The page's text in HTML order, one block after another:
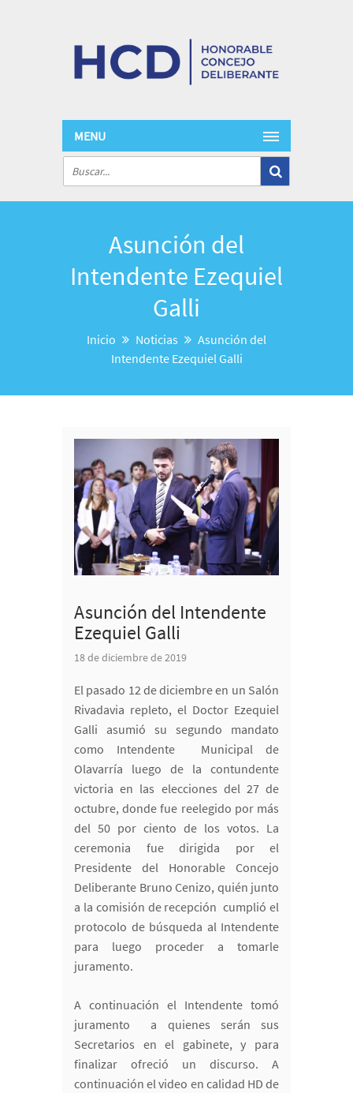
MENU
Asunción del
Intendente Ezequiel
Galli
Inicio Noticias
Asunción del
Intendente Ezequiel Galli
Asunción del Intendente
Ezequiel Galli
18 de diciembre de 2019
El pasado 12 de diciembre en un Salón
Rivadavia repleto, el Doctor Ezequiel
Galli asumió su segundo mandato
como Intendente Municipal de
Olavarría luego de la contundente
victoria en las elecciones del 27 de
octubre, donde fue reelegido por más
del 50 por ciento de los votos. La
ceremonia fue dirigida por el
Presidente del Honorable Concejo
Deliberante Bruno Cenizo, quién junto
a la comisión de recepción cumplió el
protocolo de búsqueda al Intendente
para luego proceder a tomarle
juramento.
A continuación el Intendente tomó
juramento a quienes serán sus
Secretarios en el gabinete, y para
finalizar ofreció un discurso. A
continuación el video en calidad HD de